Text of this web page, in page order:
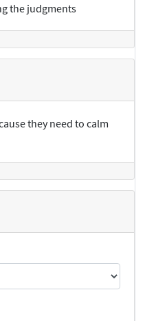
the judgments
they need to calm